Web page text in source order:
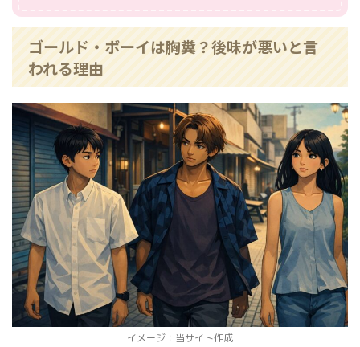
ゴールド・ボーイは胸糞？後味が悪いと言
われる理由
イメージ：当サイト作成